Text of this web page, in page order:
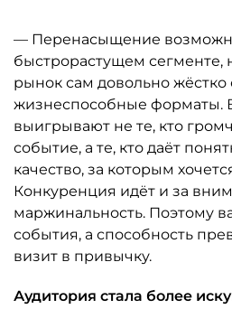
— Перенасыщение
быстрорастущем сегменте,
рынок сам довольно жёстко
жизнеспособные форматы.
выигрывают не те, кто
событие, а те, кто даёт
качество, за которым
Конкуренция идёт и за
маржинальность. Поэтому
события, а способность
визит в привычку.
Аудитория стала более